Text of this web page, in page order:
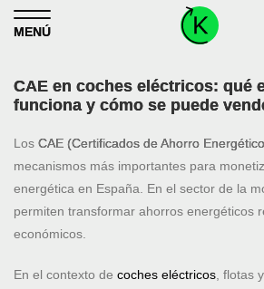
Skip to content
MENÚ
CAE en coches eléctricos: qué
funciona y cómo se puede
Los CAE (Certificados de Ahorro
mecanismos más importantes para
energética en España. En el sector de la
permiten transformar ahorros energéticos
económicos.
En el contexto de coches eléctricos, flotas